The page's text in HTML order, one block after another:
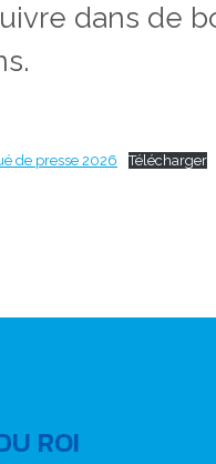
dans de
de presse 2026 Télécharger
ROI